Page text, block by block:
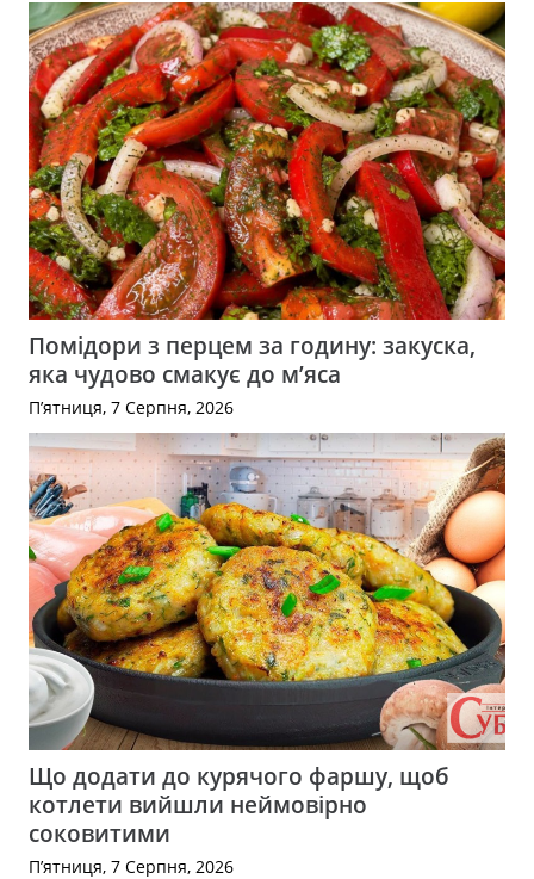
Помідори з перцем за годину: закуска,
яка чудово смакує до м’яса
П’ятниця, 7 Серпня, 2026
Що додати до курячого фаршу, щоб
котлети вийшли неймовірно
соковитими
П’ятниця, 7 Серпня, 2026